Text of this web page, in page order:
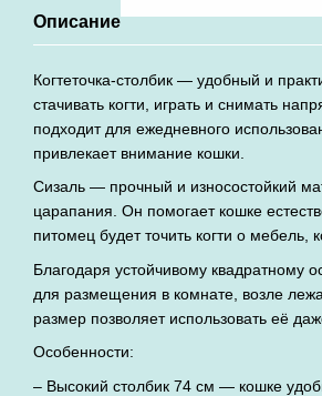
Описание
Когтеточка-столбик — удобный и
стачивать когти, играть и снимать
подходит для ежедневного
привлекает внимание кошки.
Сизаль — прочный и износостойкий
царапания. Он помогает кошке
питомец будет точить когти о мебель,
Благодаря устойчивому квадратному
для размещения в комнате, возле
размер позволяет использовать её
Особенности:
– Высокий столбик 74 см — кошке